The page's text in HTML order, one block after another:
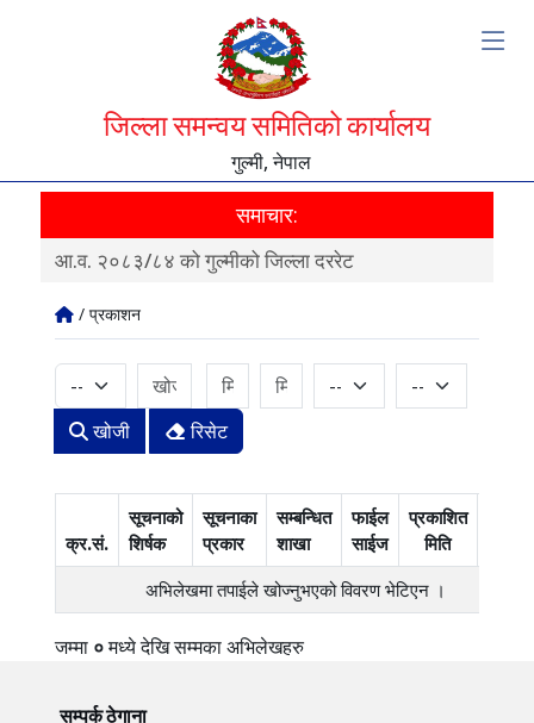
जिल्ला समन्वय समितिको कार्यालय
गुल्मी, नेपाल
समाचार:
आ.व. २०८३/८४ को गुल्मीको जिल्ला दररेट
/ प्रकाशन
खोजी रिसेट
क्र.सं.
सूचनाको
शिर्षक
सूचनाका
प्रकार
सम्बन्धित
शाखा
फाईल
साईज
प्रकाशित
मिति
अभिलेखमा तपाईले खोज्‍नुभएको विवरण भेटिएन ।
जम्मा ०मध्येदेखिसम्मका अभिलेखहरु
सम्पर्क ठेगाना